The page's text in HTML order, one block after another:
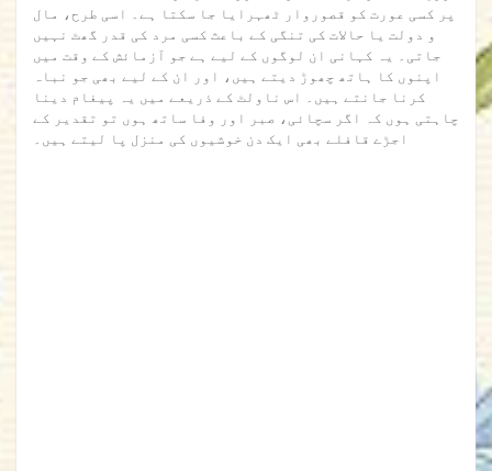
پر کسی عورت کو قصوروار ٹھہرایا جا سکتا ہے۔ اسی طرح، مال
و دولت یا حالات کی تنگی کے باعث کسی مرد کی قدر گھٹ نہیں
جاتی۔ یہ کہانی ان لوگوں کے لیے ہے جو آزمائش کے وقت میں
اپنوں کا ہاتھ چھوڑ دیتے ہیں، اور ان کے لیے بھی جو نباہ
کرنا جانتے ہیں۔ اس ناولٹ کے ذریعے میں یہ پیغام دینا
چاہتی ہوں کہ اگر سچائی، صبر اور وفا ساتھ ہوں تو تقدیر کے
اجڑے قافلے بھی ایک دن خوشیوں کی منزل پا لیتے ہیں۔